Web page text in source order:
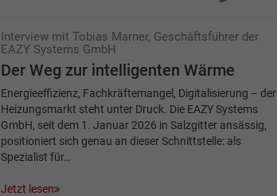
Interview mit Tobias Marner, Geschäftsführer der
EAZY Systems GmbH
Der Weg zur intelligenten Wärme
Energieeffizienz, Fachkräftemangel, Digitalisierung – der
Heizungsmarkt steht unter Druck. Die EAZY Systems
GmbH, seit dem 1. Januar 2026 in Salzgitter ansässig,
positioniert sich genau an dieser Schnittstelle: als
Spezialist für…
Jetzt lesen